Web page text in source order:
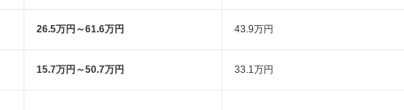
26.5万円～61.6万円 43.9万円
15.7万円～50.7万円 33.1万円